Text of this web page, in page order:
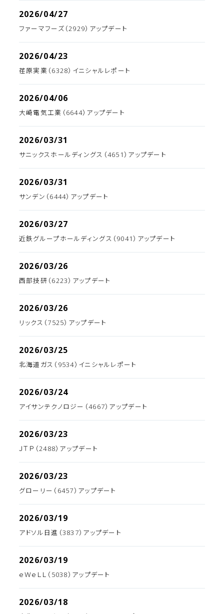
2026/04/27
ファーマフーズ（2929）アップデート
2026/04/23
荏原実業（6328）イニシャルレポート
2026/04/06
大崎電気工業（6644）アップデート
2026/03/31
サニックスホールディングス（4651）アップデート
2026/03/31
サンデン（6444）アップデート
2026/03/27
近鉄グループホールディングス（9041）アップデート
2026/03/26
西部技研（6223）アップデート
2026/03/26
リックス（7525）アップデート
2026/03/25
北海道ガス（9534）イニシャルレポート
2026/03/24
アイサンテクノロジー（4667）アップデート
2026/03/23
ＪＴＰ（2488）アップデート
2026/03/23
グローリー（6457）アップデート
2026/03/19
アドソル日進（3837）アップデート
2026/03/19
ｅＷｅＬＬ（5038）アップデート
2026/03/18